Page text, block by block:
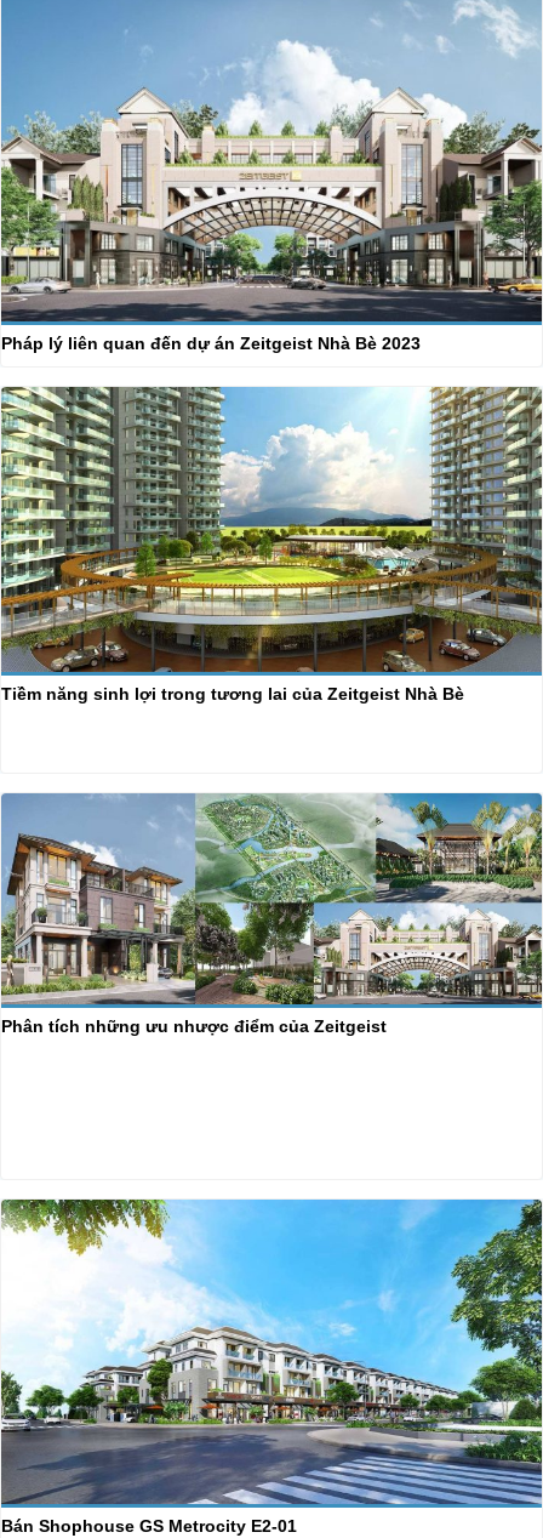
Pháp lý liên quan đến dự án Zeitgeist Nhà Bè 2023
Tiềm năng sinh lợi trong tương lai của Zeitgeist Nhà Bè
Phân tích những ưu nhược điểm của Zeitgeist
Bán Shophouse GS Metrocity E2-01